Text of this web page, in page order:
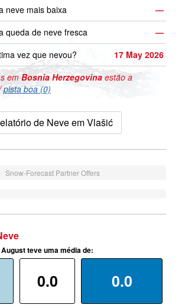
neve mais baixa
—
queda de neve fresca
—
vez que nevou?
17 May 2026
emBosnia Herzegovina estão a
pista boa (0)
de Neve em Vlašić
Snow-Forecast Partner Offers
teve uma média de:
0.0 0.0